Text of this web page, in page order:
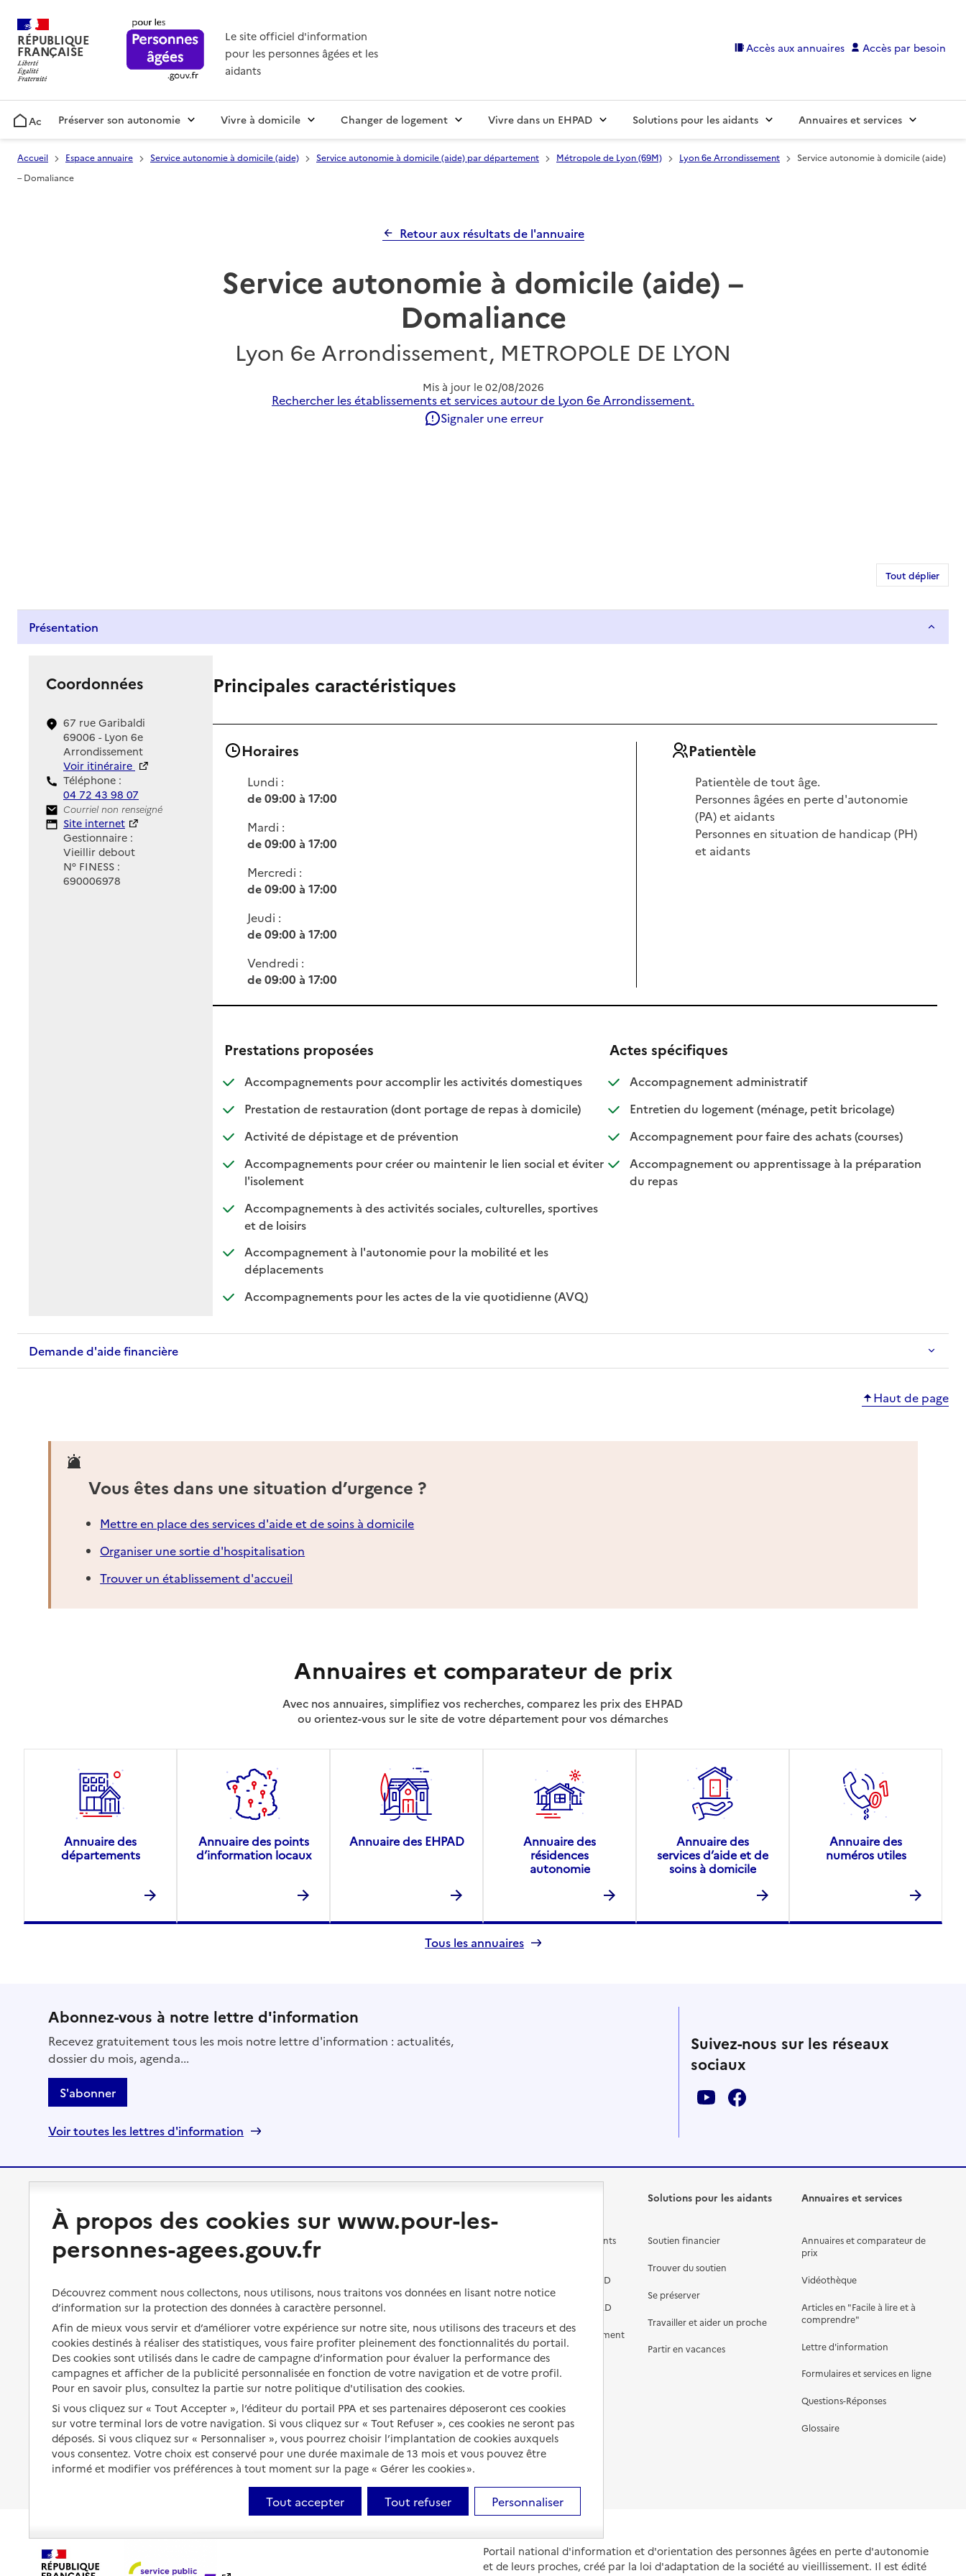
RÉPUBLIQUE
FRANÇAISE
Le site officiel d'information
pour les personnes âgées et les
aidants
Accès aux annuaires Accès par besoin
AccueilPréserver son autonomie Vivre à domicile Changer de logement Vivre dans un EHPAD Solutions pour les aidants Annuaires et services
Accueil Espace annuaire Service autonomie à domicile (aide) Service autonomie à domicile (aide) par département Métropole de Lyon (69M) Lyon 6e Arrondissement
Service autonomie à domicile (aide)
– Domaliance
Retour aux résultats de l'annuaire
Service autonomie à domicile (aide) –
Domaliance
Lyon 6e Arrondissement, METROPOLE DE LYON
Mis à jour le 02/08/2026
Rechercher les établissements et services autour de Lyon 6e Arrondissement.
Signaler une erreur
Tout déplier
Présentation
Coordonnées
67 rue Garibaldi
69006 - Lyon 6e
Arrondissement
Voir itinéraire
Téléphone :
04 72 43 98 07
Contact
Courriel non renseigné
Site Internet
Site internet
Gestionnaire :
Vieillir debout
N° FINESS :
690006978
Principales caractéristiques
Horaires
Lundi :
de 09:00 à 17:00
Mardi :
de 09:00 à 17:00
Mercredi :
de 09:00 à 17:00
Jeudi :
de 09:00 à 17:00
Vendredi :
de 09:00 à 17:00
Patientèle
Patientèle de tout âge.
Personnes âgées en perte d'autonomie
(PA) et aidants
Personnes en situation de handicap (PH)
et aidants
Prestations proposées
Accompagnements pour accomplir les activités domestiques: disponible
: non disponible
Prestation de restauration (dont portage de repas à domicile): disponible
: non disponible
Activité de dépistage et de prévention: disponible
: non disponible
Accompagnements pour créer ou maintenir le lien social et éviter
l'isolement: disponible
: non disponible
Accompagnements à des activités sociales, culturelles, sportives
et de loisirs: disponible
: non disponible
Accompagnement à l'autonomie pour la mobilité et les
déplacements: disponible
: non disponible
Accompagnements pour les actes de la vie quotidienne (AVQ): disponible
: non disponible
Actes spécifiques
Accompagnement administratif: disponible
: non disponible
Entretien du logement (ménage, petit bricolage): disponible
: non disponible
Accompagnement pour faire des achats (courses): disponible
: non
Accompagnement ou apprentissage à la préparation
du repas: disponible
: non disponible
Demande d'aide financière
Haut de page
Vous êtes dans une situation d’urgence ?
Mettre en place des services d'aide et de soins à domicile
Organiser une sortie d'hospitalisation
Trouver un établissement d'accueil
Annuaires et comparateur de prix
Avec nos annuaires, simplifiez vos recherches, comparez les prix des EHPAD
ou orientez-vous sur le site de votre département pour vos démarches
Annuaire des
départements
Annuaire des points
d’information locaux
Annuaire des EHPAD
Annuaire des
résidences
autonomie
Annuaire des
services d’aide et de
soins à domicile
Annuaire des
numéros utiles
Tous les annuaires
Abonnez-vous à notre lettre d'information
Recevez gratuitement tous les mois notre lettre d'information : actualités,
dossier du mois, agenda...
S'abonner
Voir toutes les lettres d'information
Suivez-nous sur les réseaux
sociaux
et droits
s'équiper
santé
Organiser à l'avance sa propre
protection
Les mesures de protection
Les obligations de la famille
À qui s’adresser ?
Bénéficier de soins à domicile
Aides financières
Solutions d'accueil temporaire
Partager son logement
Vivre à domicile avec une
maladie ou un handicap
Être hospitalisé
Fin de vie à domicile
Vivre chez un proche
Vivre en accueil familial
Autres solutions de logement
Les différents établissements
Préparer l'entrée en EHPAD
Aides financières en EHPAD
Prévention, accompagnement
et soins
Comprendre les prix en
Droits en EHPAD
Fin de vie en EHPAD
Solutions pour les aidants
Soutien financier
Trouver du soutien
Se préserver
Travailler et aider un proche
Partir en vacances
Annuaires et services
Annuaires et comparateur de
prix
Vidéothèque
Articles en "Facile à lire et à
comprendre"
Lettre d'information
Formulaires et services en ligne
Questions-Réponses
Glossaire
Portail national d'information et d'orientation des personnes âgées en perte d'autonomie
et de leurs proches, créé par la loi d'adaptation de la société au vieillissement. Il est édité
À propos des cookies sur www.pour-les-
personnes-agees.gouv.fr
Découvrez comment nous collectons, nous utilisons, nous traitons vos données en lisant notre notice
d’information sur la protection des données à caractère personnel.
Afin de mieux vous servir et d’améliorer votre expérience sur notre site, nous utilisons des traceurs et des
cookies destinés à réaliser des statistiques, vous faire profiter pleinement des fonctionnalités du portail.
Des cookies sont utilisés dans le cadre de campagne d’information pour évaluer la performance des
campagnes et afficher de la publicité personnalisée en fonction de votre navigation et de votre profil.
Pour en savoir plus, consultez la partie sur notre politique d'utilisation des cookies.
Si vous cliquez sur « Tout Accepter », l’éditeur du portail PPA et ses partenaires déposeront ces cookies
sur votre terminal lors de votre navigation. Si vous cliquez sur « Tout Refuser », ces cookies ne seront pas
déposés. Si vous cliquez sur « Personnaliser », vous pourrez choisir l’implantation de cookies auxquels
vous consentez. Votre choix est conservé pour une durée maximale de 13 mois et vous pouvez être
informé et modifier vos préférences à tout moment sur la page « Gérer les cookies ».
Tout accepter Tout refuser Personnaliser